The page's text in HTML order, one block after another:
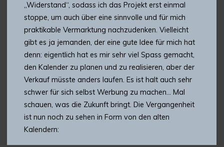
„Widerstand“, sodass ich das Projekt erst einmal
stoppe, um auch über eine sinnvolle und für mich
praktikable Vermarktung nachzudenken. Vielleicht
gibt es ja jemanden, der eine gute Idee für mich hat
denn: eigentlich hat es mir sehr viel Spass gemacht,
den Kalender zu planen und zu realisieren, aber der
Verkauf müsste anders laufen. Es ist halt auch sehr
schwer für sich selbst Werbung zu machen… Mal
schauen, was die Zukunft bringt. Die Vergangenheit
ist nun noch zu sehen in Form von den alten
Kalendern: